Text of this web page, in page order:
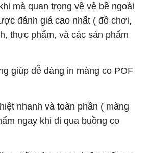
mà quan trọng về vẻ bề ngoài
đánh giá cao nhất ( đồ chơi,
thực phẩm, và các sản phẩm
giúp dễ dàng in màng co POF
nhanh và toàn phần ( màng
ngay khi đi qua buồng co